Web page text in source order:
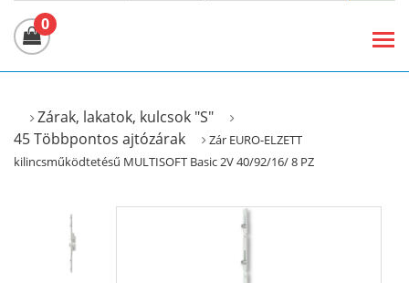
0
Zárak, lakatok, kulcsok "S"
45 Többpontos ajtózárak
Zár EURO-ELZETT
kilincsműködtetésű MULTISOFT Basic 2V 40/92/16/ 8 PZ